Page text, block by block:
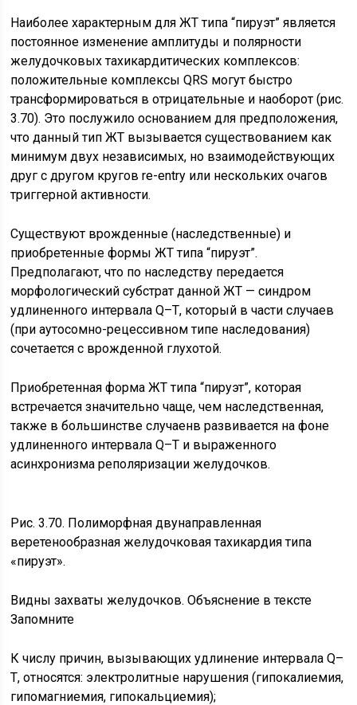
Наиболее характерным для ЖТ типа “пируэт” является
постоянное изменение амплитуды и полярности
желудочковых тахикардитических комплексов:
положительные комплексы QRS могут быстро
трансформироваться в отрицательные и наоборот (рис.
3.70). Это послужило основанием для предположения,
что данный тип ЖТ вызывается существованием как
минимум двух независимых, но взаимодействующих
друг с другом кругов re-entry или нескольких очагов
триггерной активности.
Существуют врожденные (наследственные) и
приобретенные формы ЖТ типа “пируэт”.
Предполагают, что по наследству передается
морфологический субстрат данной ЖТ — синдром
удлиненного интервала Q–Т, который в части случаев
(при аутосомно-рецессивном типе наследования)
сочетается с врожденной глухотой.
Приобретенная форма ЖТ типа “пируэт”, которая
встречается значительно чаще, чем наследственная,
также в большинстве случаенв развивается на фоне
удлиненного интервала Q–Т и выраженного
асинхронизма реполяризации желудочков.
Рис. 3.70. Полиморфная двунаправленная
веретенообразная желудочковая тахикардия типа
«пируэт».
Видны захваты желудочков. Объяснение в тексте
Запомните
К числу причин, вызывающих удлинение интервала Q–
Т, относятся: электролитные нарушения (гипокалиемия,
гипомагниемия, гипокальциемия);